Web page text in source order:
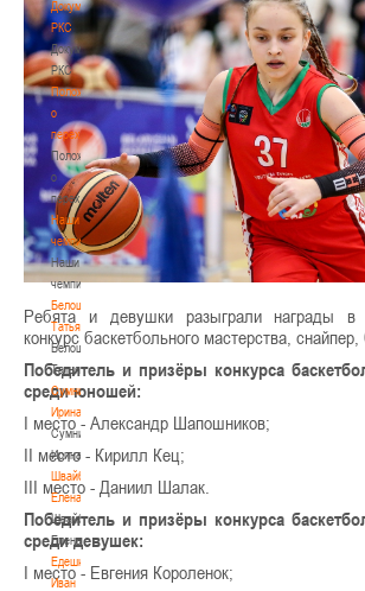
Документы
РКС
Документы
РКС
Положение
о
переходах
Положение
о
переходах
Наши
чемпионы
Наши
чемпионы
Белошапко
Татьяна
Белошапко
Татьяна
Сумникова
Ирина
Сумникова
Ирина
Швайбович
Елена
Швайбович
Елена
Едешко
Иван
Ребята и девушки разыграли награды в
конкурс баскетбольного мастерства, снайпер,
Победитель и призёры конкурса
среди юношей:
І место - Александр Шапошников;
ІІ место - Кирилл Кец;
ІІІ место - Даниил Шалак.
Победитель и призёры конкурса
среди девушек:
І место - Евгения Короленок;